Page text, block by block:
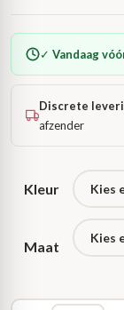
✓ Vandaag
Discrete
afzender
Kleur
Maat